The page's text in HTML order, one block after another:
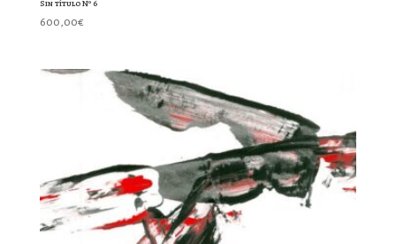
Sin título Nº 6
600,00€